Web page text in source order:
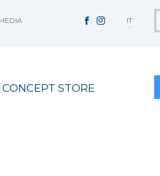
IT
STORE